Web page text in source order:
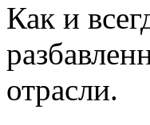
Как и
отрасли.